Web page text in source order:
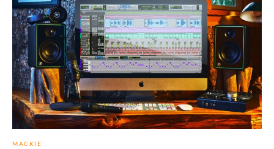
MACKIE